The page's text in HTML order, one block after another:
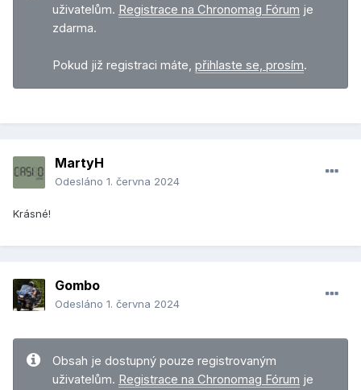
uživatelům. Registrace na Chronomag Fórum je
zdarma.
Pokud již registraci máte, přihlaste se, prosím.
MartyH
Odesláno 1. června 2024
Krásné!
Gombo
Odesláno 1. června 2024
Obsah je dostupný pouze registrovaným
uživatelům. Registrace na Chronomag Fórum je